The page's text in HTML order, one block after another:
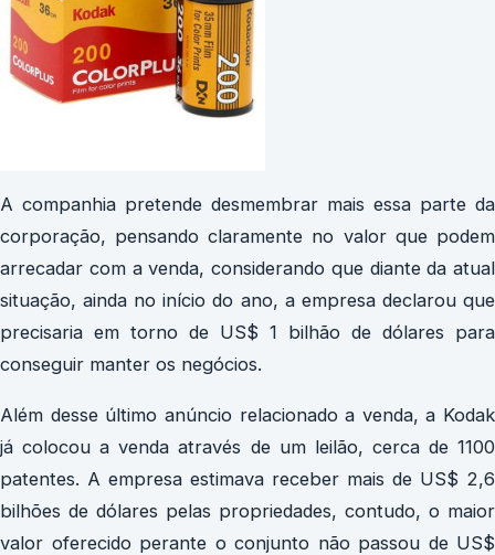
A companhia pretende desmembrar mais essa parte da
corporação, pensando claramente no valor que podem
arrecadar com a venda, considerando que diante da atual
situação, ainda no início do ano, a empresa declarou que
precisaria em torno de US$ 1 bilhão de dólares para
conseguir manter os negócios.
Além desse último anúncio relacionado a venda, a Kodak
já colocou a venda através de um leilão, cerca de 1100
patentes. A empresa estimava receber mais de US$ 2,6
bilhões de dólares pelas propriedades, contudo, o maior
valor oferecido perante o conjunto não passou de US$